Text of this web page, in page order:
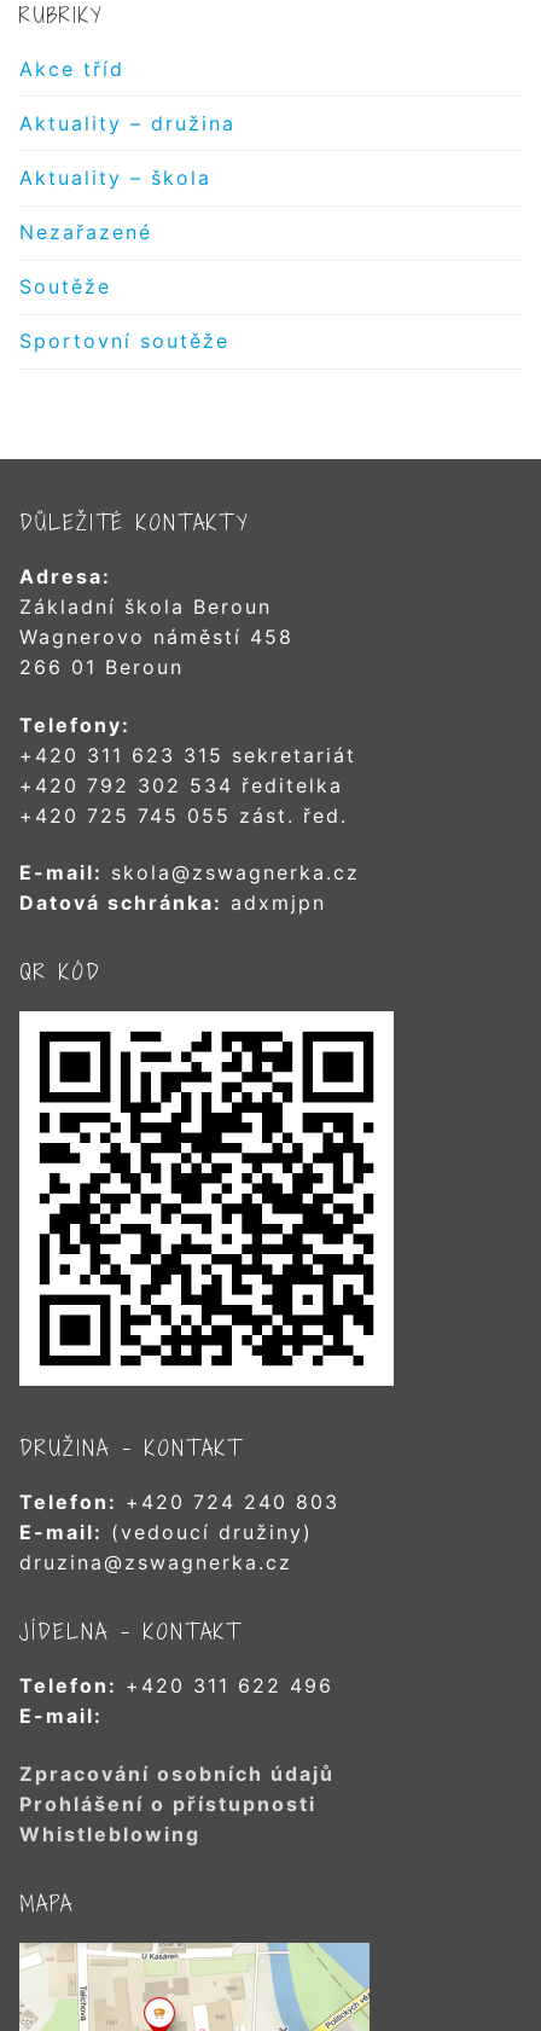
RUBRIKY
Akce tříd
Aktuality – družina
Aktuality – škola
Nezařazené
Soutěže
Sportovní soutěže
DŮLEŽITÉ KONTAKTY
Adresa:
Základní škola Beroun
Wagnerovo náměstí 458
266 01 Beroun
Telefony:
+420 311 623 315 sekretariát
+420 792 302 534 ředitelka
+420 725 745 055 zást. řed.
E-mail: skola@zswagnerka.cz
Datová schránka: adxmjpn
QR KÓD
DRUŽINA – KONTAKT
Telefon: +420 724 240 803
E-mail: (vedoucí družiny)
druzina@zswagnerka.cz
JÍDELNA – KONTAKT
Telefon: +420 311 622 496
E-mail:
Zpracování osobních údajů
Prohlášení o přístupnosti
Whistleblowing
MAPA